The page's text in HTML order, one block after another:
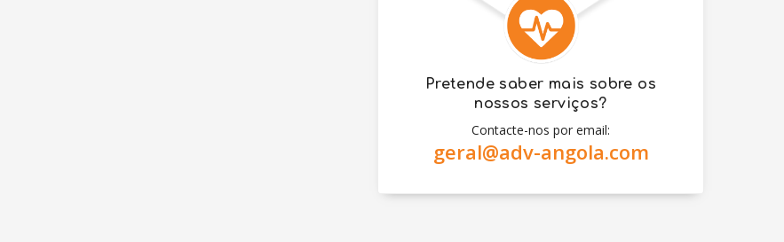
Pretende saber mais sobre os
nossos serviços?
Contacte-nos por email:
geral@adv-angola.com